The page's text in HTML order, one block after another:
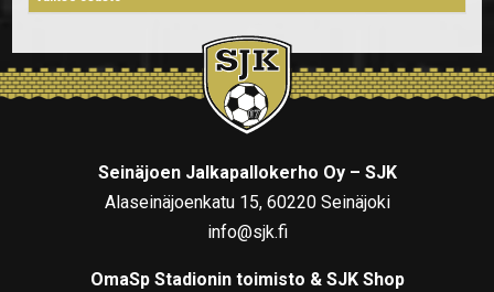
Seinäjoen Jalkapallokerho Oy – SJK
Alaseinäjoenkatu 15, 60220 Seinäjoki
info@sjk.fi
OmaSp Stadionin toimisto & SJK Shop